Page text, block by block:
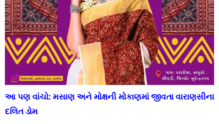
આ પણ વાંચો: મસાણ અને મોક્ષની મોકાણમાં જીવતા વારાણસીના
દલિત ડોમ